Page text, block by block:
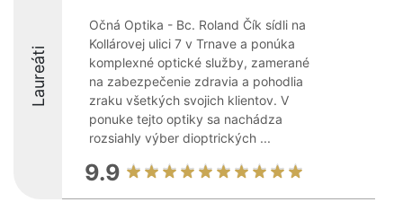
Laureáti
Očná Optika - Bc. Roland Čík sídli na
Kollárovej ulici 7 v Trnave a ponúka
komplexné optické služby, zamerané
na zabezpečenie zdravia a pohodlia
zraku všetkých svojich klientov. V
ponuke tejto optiky sa nachádza
rozsiahly výber dioptrických ...
9.9